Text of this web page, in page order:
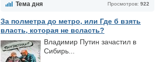
Просмотров: 922
Тема дня
За полметра до метро, или Где б взять
власть, которая не всласть?
Владимир Путин зачастил в
Сибирь...